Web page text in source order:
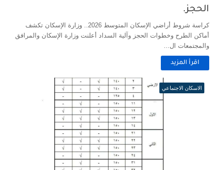
الحجز.
كراسة شروط أراضي الإسكان المتوسط 2026.. وزارة الإسكان تكشف
أماكن الطرح وخطوات الحجز وآلية السداد أعلنت وزارة الإسكان والمرافق
والمجتمعات ال...
اقرأ المزيد
الاسكان الاجتماعي